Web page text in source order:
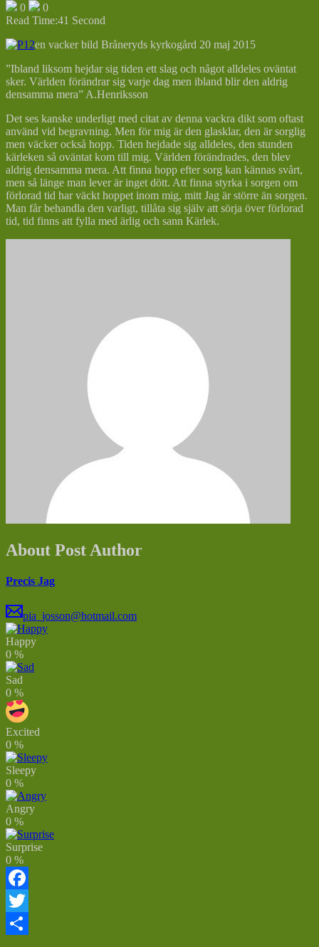
0
0
Read Time:41 Second
en vacker bild Bråneryds kyrkogård 20 maj 2015
”Ibland liksom hejdar sig tiden ett slag och något alldeles oväntat
sker. Världen förändrar sig varje dag men ibland blir den aldrig
densamma mera” A.Henriksson
Det ses kanske underligt med citat av denna vackra dikt som oftast
använd vid begravning. Men för mig är den glasklar, den är sorglig
men väcker också hopp. Tiden hejdade sig alldeles, den stunden
kärleken så oväntat kom till mig. Världen förändrades, den blev
aldrig densamma mera. Att finna hopp efter sorg kan kännas svårt,
men så länge man lever är inget dött. Att finna styrka i sorgen om
förlorad tid har väckt hoppet inom mig, mitt Jag är större än sorgen.
Man får behandla den varligt, tillåta sig själv att sörja över förlorad
tid, tid finns att fylla med ärlig och sann Kärlek.
About Post Author
Precis Jag
pia_josson@hotmail.com
Happy
0 %
Sad
0 %
Excited
0 %
Sleepy
0 %
Angry
0 %
Surprise
0 %
Facebook
Twitter